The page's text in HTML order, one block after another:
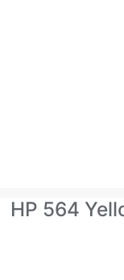
HP 564